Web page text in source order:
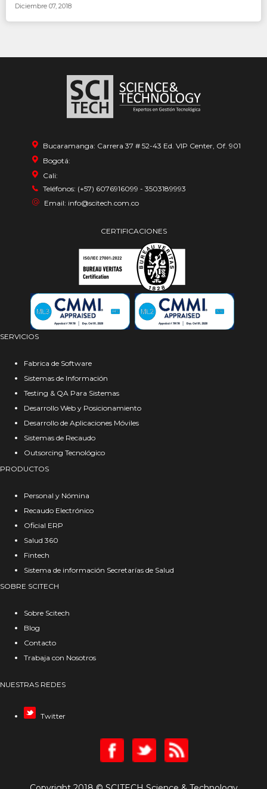
Diciembre 07, 2018
Bucaramanga: Carrera 37 # 52-43 Ed. VIP Center, Of. 901
Bogotá:
Cali:
Teléfonos: (+57) 6076916099 - 3503189993
Email: info@scitech.com.co
CERTIFICACIONES
SERVICIOS
Fabrica de Software
Sistemas de Información
Testing & QA Para Sistemas
Desarrollo Web y Posicionamiento
Desarrollo de Aplicaciones Móviles
Sistemas de Recaudo
Outsorcing Tecnológico
PRODUCTOS
Personal y Nómina
Recaudo Electrónico
Oficial ERP
Salud 360
Fintech
Sistema de información Secretarías de Salud
SOBRE SCITECH
Sobre Scitech
Blog
Contacto
Trabaja con Nosotros
NUESTRAS REDES
Twitter